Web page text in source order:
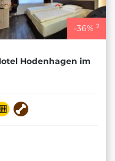
-36% 2
Hodenhagen im